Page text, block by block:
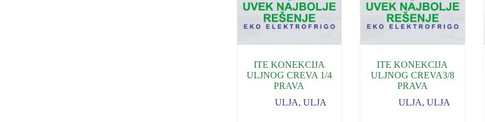
ITE KONEKCIJA
ULJNOG CREVA 1/4
PRAVA
ULJA,ULJA
ITE KONEKCIJA
ULJNOG CREVA3/8
PRAVA
ULJA, ULJA